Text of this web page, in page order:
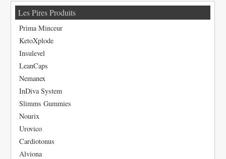
Les Pires Produits
Prima Minceur
KetoXplode
Insulevel
LeanCaps
Nemanex
InDiva System
Slimms Gummies
Nourix
Urovico
Cardiotonus
Alviona